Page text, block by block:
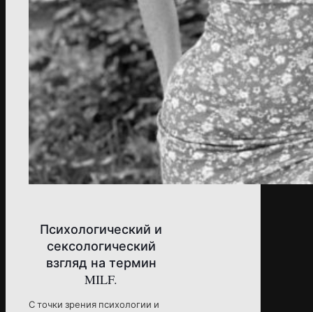
Психологический и
сексологический
взгляд на термин
MILF.
С точки зрения психологии и